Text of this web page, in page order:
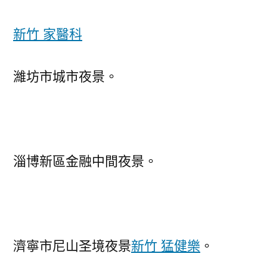
新竹 家醫科
濰坊市城市夜景。
淄博新區金融中間夜景。
濟寧市尼山圣境夜景新竹 猛健樂 。